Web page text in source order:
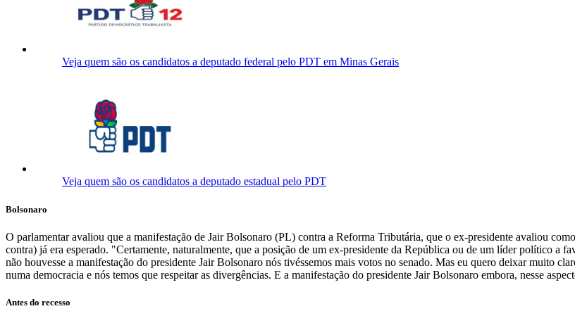
Veja quem são os candidatos a deputado federal pelo PDT em Minas Gerais
Veja quem são os candidatos a deputado estadual pelo PDT
Bolsonaro
O parlamentar avaliou que a manifestação de Jair Bolsonaro (PL) contra a Reforma Tributária, que o ex-presidente avaliou
contra) já era esperado. "Certamente, naturalmente, que a posição de um ex-presidente da República ou de um líder político a
não houvesse a manifestação do presidente Jair Bolsonaro nós tivéssemos mais votos no senado. Mas eu quero deixar muito
numa democracia e nós temos que respeitar as divergências. E a manifestação do presidente Jair Bolsonaro embora, nesse
Antes do recesso